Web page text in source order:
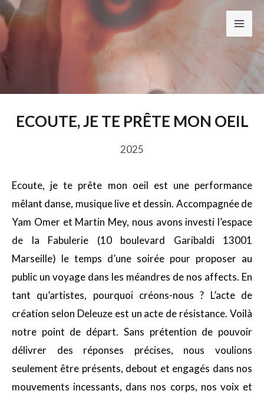
Aller
au
contenu
ECOUTE, JE TE PRÊTE MON OEIL
2025
Ecoute, je te prête mon oeil est une performance
mêlant danse, musique live et dessin. Accompagnée de
Yam Omer et Martin Mey, nous avons investi l’espace
de la Fabulerie (10 boulevard Garibaldi 13001
Marseille) le temps d’une soirée pour proposer au
public un voyage dans les méandres de nos affects. En
tant qu’artistes, pourquoi créons-nous ? L’acte de
création selon Deleuze est un acte de résistance. Voilà
notre point de départ. Sans prétention de pouvoir
délivrer des réponses précises, nous voulions
seulement être présents, debout et engagés dans nos
mouvements incessants, dans nos corps, nos voix et